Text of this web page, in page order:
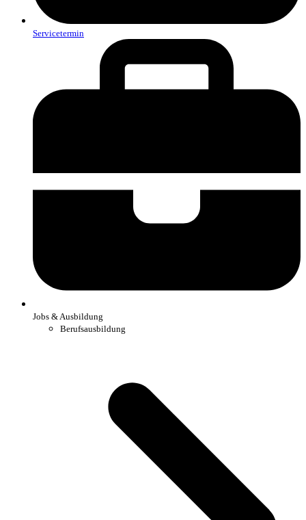
Servicetermin
Jobs & Ausbildung
Berufsausbildung